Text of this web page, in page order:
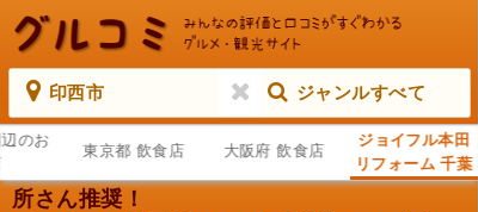
印西市 ジャンルすべて
のお
東京都 飲食店 大阪府 飲食店
ジョイフル本田
リフォーム 千葉
ニュータウン店
所さん推奨！